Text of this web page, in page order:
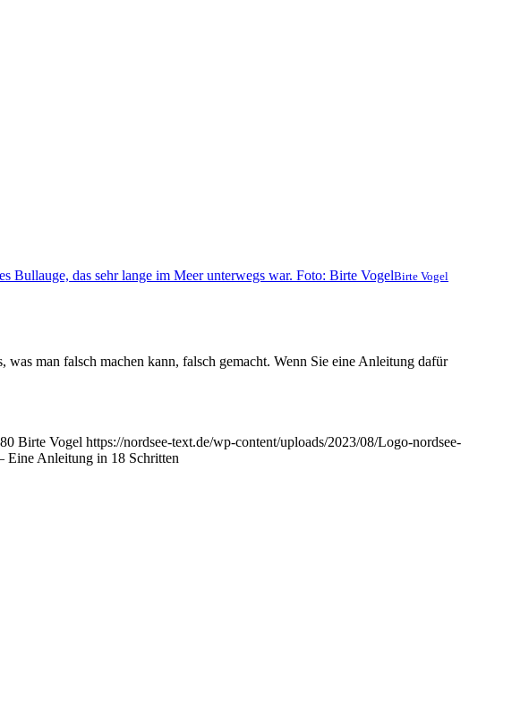
Birte Vogel
man falsch machen kann, falsch gemacht. Wenn Sie eine Anleitung dafür
Birte Vogel https://nordsee-text.de/wp-content/uploads/2023/08/Logo-nordsee-
Eine Anleitung in 18 Schritten